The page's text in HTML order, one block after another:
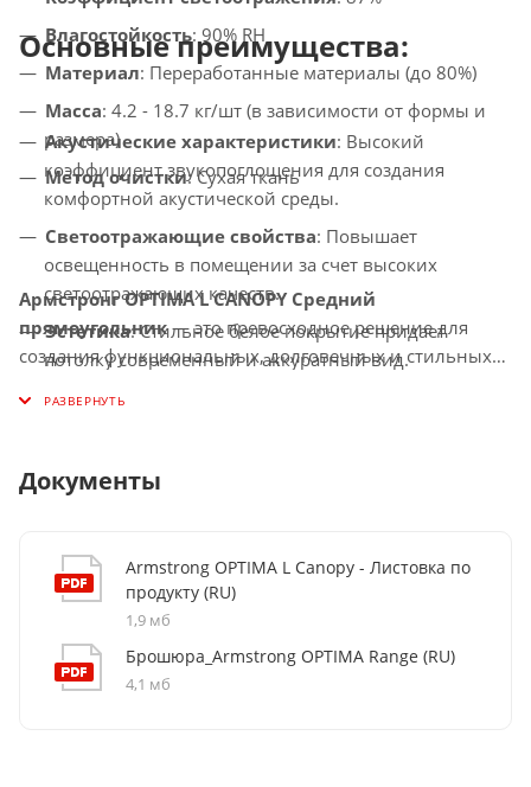
Влагостойкость: 90% RH
Материал: Переработанные материалы (до 80%)
Масса: 4.2 - 18.7 кг/шт (в зависимости от формы и
размера)
Метод очистки: Сухая ткань
Основные преимущества:
Акустические характеристики: Высокий
коэффициент звукопоглощения для создания
комфортной акустической среды.
Светоотражающие свойства: Повышает
освещенность в помещении за счет высоких
светоотражающих качеств.
Эстетика: Стильное белое покрытие придает
потолку современный и аккуратный вид.
Устойчивость к влаге
Армстронг OPTIMA L CANOPY Средний
прямоугольник— это превосходное решение для
создания функциональных, долговечных и стильных
коммерческих и общественных помещений.
Документы
Armstrong OPTIMA L Canopy - Листовка по
продукту (RU)
1,9 мб
Брошюра_Armstrong OPTIMA Range (RU)
4,1 мб